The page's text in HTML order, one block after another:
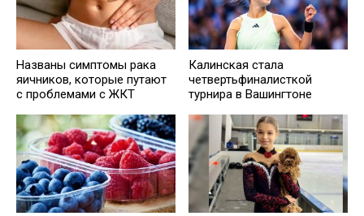
Названы симптомы рака
яичников, которые путают
с проблемами с ЖКТ
Калинская стала
четвертьфиналисткой
турнира в Вашингтоне